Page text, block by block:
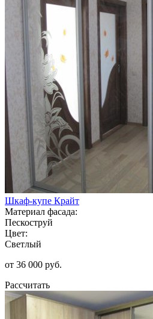
Шкаф-купе Крайт
Материал фасада:
Пескоструй
Цвет:
Светлый
от 36 000 руб.
Рассчитать